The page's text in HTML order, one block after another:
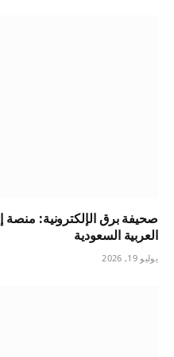
صحيفة برق الإلكترونية: منصة
العربية السعودية
يوليو 19, 2026